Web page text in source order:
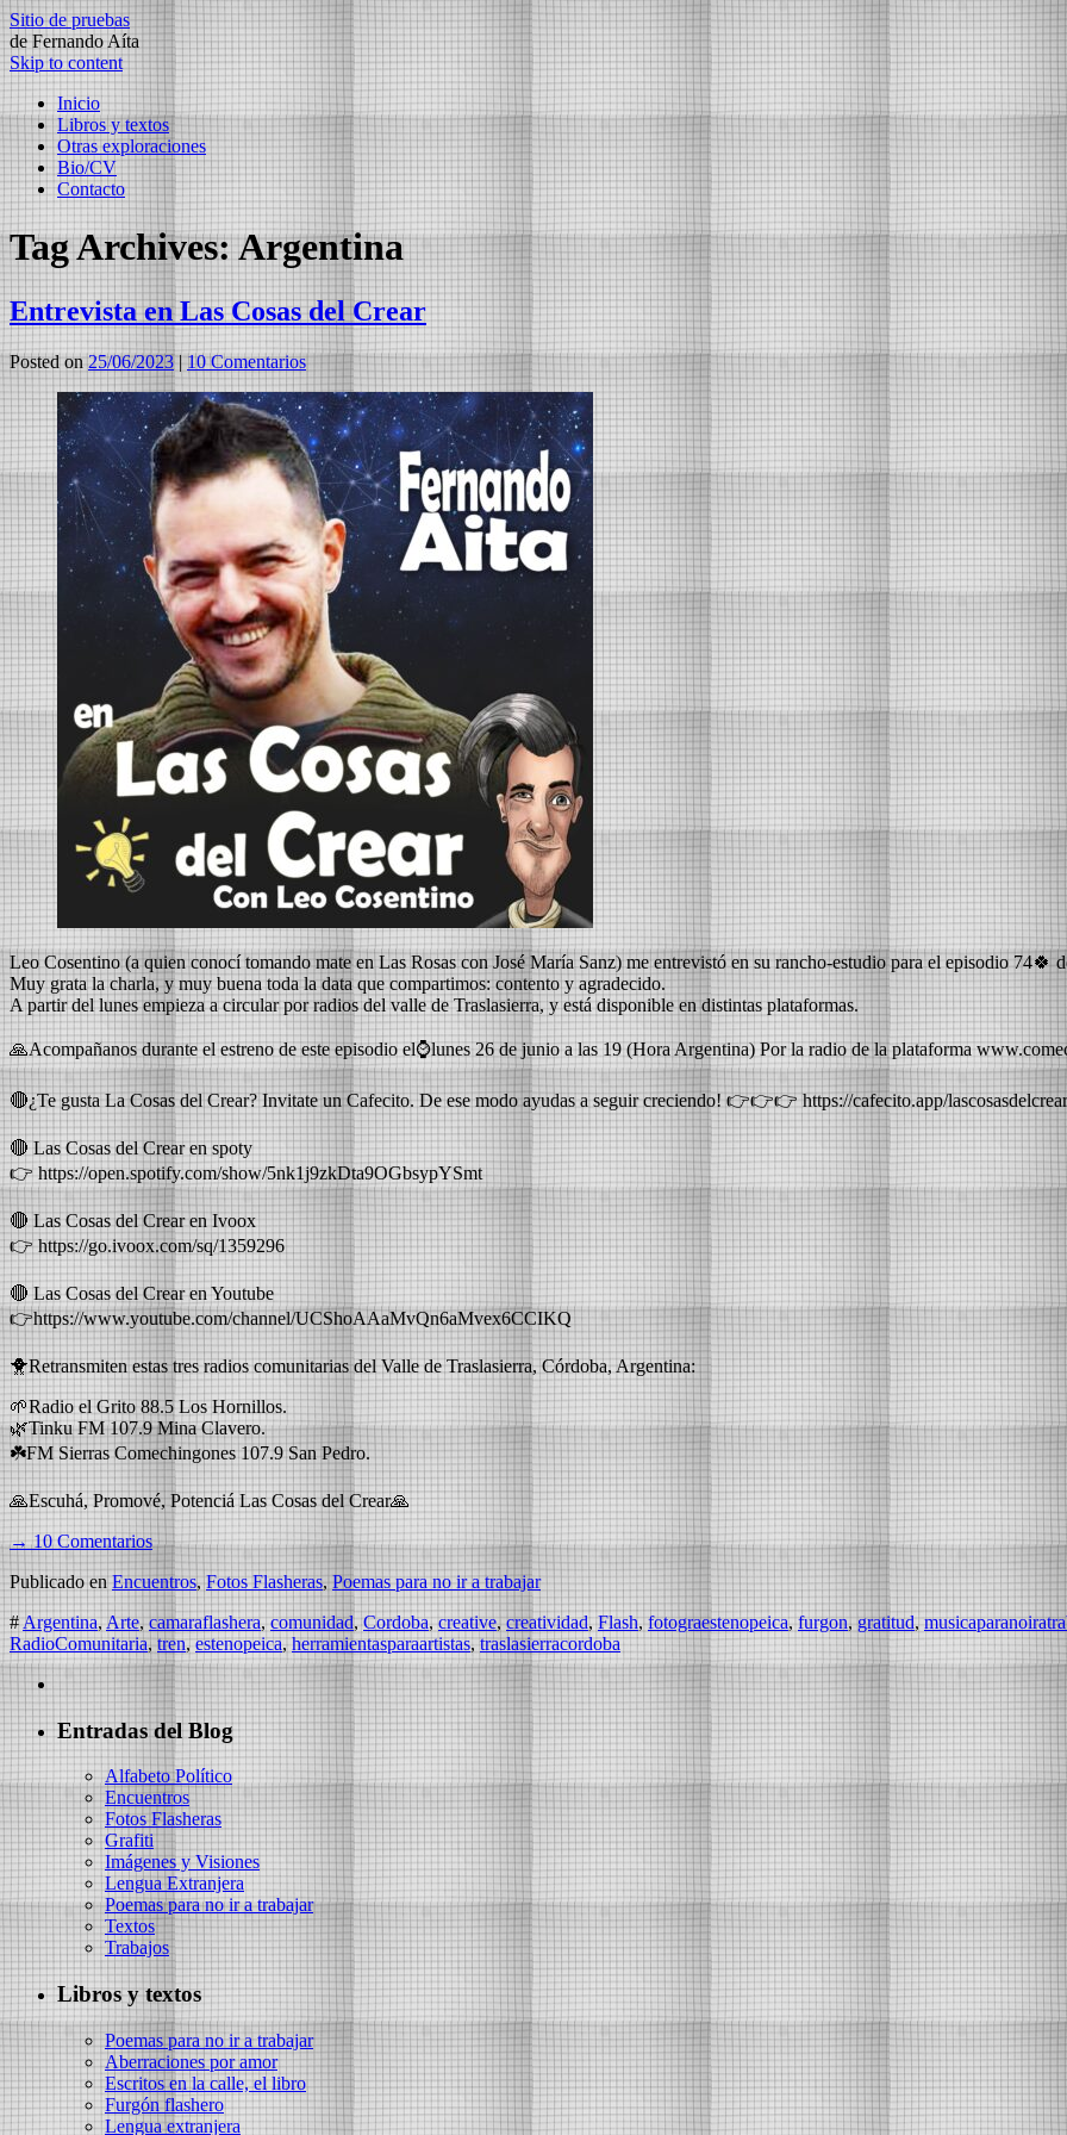
Sitio de pruebas
de Fernando Aíta
Skip to content
Inicio
Libros y textos
Otras exploraciones
Bio/CV
Contacto
Tag Archives:Argentina⁠
Entrevista en Las Cosas del Crear
Posted on 25/06/2023 | 10 Comentarios
Leo Cosentino (a quien conocí tomando mate en Las Rosas con José María Sanz) me entrevistó en su rancho-estudio para el episodio
Muy grata la charla, y muy buena toda la data que compartimos: contento y agradecido.
A partir del lunes empieza a circular por radios del valle de Traslasierra, y está disponible en distintas plataformas.
🙏Acompañanos durante el estreno de este episodio el⌚lunes 26 de junio a las 19 (Hora Argentina) Por la radio de la plataforma
🔴¿Te gusta La Cosas del Crear? Invitate un Cafecito. De ese modo ayudas a seguir creciendo! 👉👉👉 https://cafecito.app/lascosasdelcrear
🔴 Las Cosas del Crear en spoty
👉⁠ https://open.spotify.com/show/5nk1j9zkDta9OGbsypYSmt⁠
🔴 Las Cosas del Crear en Ivoox
👉 ⁠https://go.ivoox.com/sq/1359296
🔴 Las Cosas del Crear en Youtube
👉https://www.youtube.com/channel/UCShoAAaMvQn6aMvex6CCIKQ
🐥Retransmiten estas tres radios comunitarias del Valle de Traslasierra, Córdoba, Argentina:
🌱Radio el Grito 88.5 Los Hornillos.
🌿Tinku FM 107.9 Mina Clavero.
☘️FM Sierras Comechingones 107.9 San Pedro.
🙏Escuhá, Promové, Potenciá Las Cosas del Crear🙏
→ 10 Comentarios
Publicado en Encuentros,Fotos Flasheras,Poemas para no ir a trabajar
# Argentina⁠,Arte⁠⁠,camaraflashera,comunidad, Cordoba⁠,creative⁠,creatividad⁠,Flash⁠,fotograestenopeica,furgon,gratitud⁠⁠,
RadioComunitaria⁠, tren,⁠estenopeica,⁠herramientasparaartistas, ⁠traslasierracordoba⁠
Entradas del Blog
Alfabeto Político
Encuentros
Fotos Flasheras
Grafiti
Imágenes y Visiones
Lengua Extranjera
Poemas para no ir a trabajar
Textos
Trabajos
Libros y textos
Poemas para no ir a trabajar
Aberraciones por amor
Escritos en la calle, el libro
Furgón flashero
Lengua extranjera